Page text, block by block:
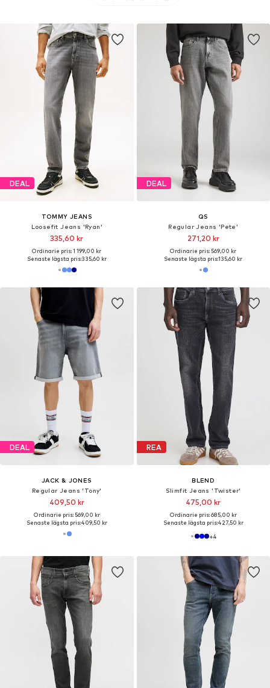
DEAL
TOMMY JEANS
Loosefit Jeans 'Ryan'
335,60 kr
Ordinarie pris: 1 199,00 kr
Senaste lägsta pris:335,60 kr
DEAL
QS
Regular Jeans 'Pete'
271,20 kr
Ordinarie pris: 569,00 kr
Senaste lägsta pris:135,60 kr
DEAL
JACK & JONES
Regular Jeans 'Tony'
409,50 kr
Ordinarie pris: 569,00 kr
Senaste lägsta pris:409,50 kr
REA
BLEND
Slimfit Jeans 'Twister'
475,00 kr
Ordinarie pris: 685,00 kr
Senaste lägsta pris:427,50 kr
+4